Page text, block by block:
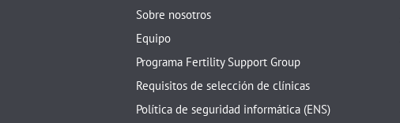
Sobre nosotros
Equipo
Programa Fertility Support Group
Requisitos de selección de clínicas
Política de seguridad informática (ENS)